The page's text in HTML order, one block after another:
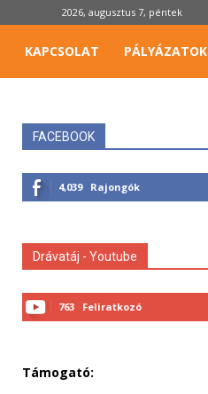
2026, augusztus 7, péntek
KAPCSOLAT PÁLYÁZATOK
FACEBOOK
4,039 Rajongók
Drávatáj - Youtube
763 Feliratkozó
Támogató: